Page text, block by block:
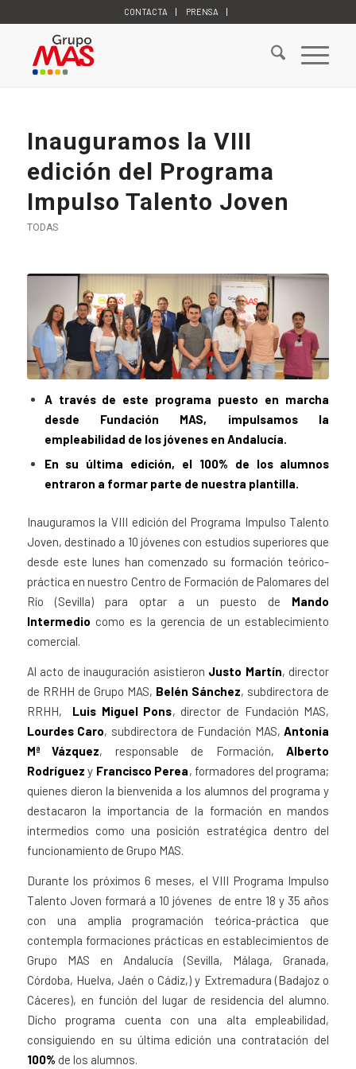
CONTACTA PRENSA
Inauguramos la VIII
edición del Programa
Impulso Talento Joven
TODAS
A través de este programa puesto en marcha
desde Fundación MAS, impulsamos la
empleabilidad de los jóvenes en Andalucía.
En su última edición, el 100% de los alumnos
entraron a formar parte de nuestra plantilla.
Inauguramos la VIII edición del Programa Impulso Talento
Joven, destinado a 10 jóvenes con estudios superiores que
desde este lunes han comenzado su formación teórico-
práctica en nuestro Centro de Formación de Palomares del
Río (Sevilla) para optar a un puesto de Mando
Intermedio como es la gerencia de un establecimiento
comercial.
Al acto de inauguración asistieron Justo Martín, director
de RRHH de Grupo MAS, Belén Sánchez, subdirectora de
RRHH, Luis Miguel Pons, director de Fundación MAS,
Lourdes Caro, subdirectora de Fundación MAS,Antonia
Mª Vázquez, responsable de Formación,Alberto
Rodríguez y Francisco Perea, formadores del programa;
quienes dieron la bienvenida a los alumnos del programa y
destacaron la importancia de la formación en mandos
intermedios como una posición estratégica dentro del
funcionamiento de Grupo MAS.
Durante los próximos 6 meses, el VIII Programa Impulso
Talento Joven formará a 10 jóvenes de entre 18 y 35 años
con una amplia programación teórica-práctica que
contempla formaciones prácticas en establecimientos de
Grupo MAS en Andalucía (Sevilla, Málaga, Granada,
Córdoba, Huelva, Jaén o Cádiz,) y Extremadura (Badajoz o
Cáceres), en función del lugar de residencia del alumno.
Dicho programa cuenta con una alta empleabilidad,
consiguiendo en su última edición una contratación del
100% de los alumnos.